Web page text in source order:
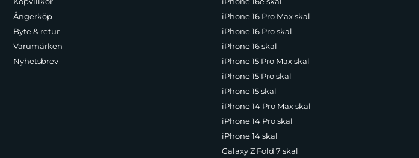
Ångerköp
Byte & retur
Varumärken
Nyhetsbrev
iPhone 16 Pro Max skal
iPhone 16 Pro skal
iPhone 16 skal
iPhone 15 Pro Max skal
iPhone 15 Pro skal
iPhone 15 skal
iPhone 14 Pro Max skal
iPhone 14 Pro skal
iPhone 14 skal
Galaxy Z Fold 7 skal